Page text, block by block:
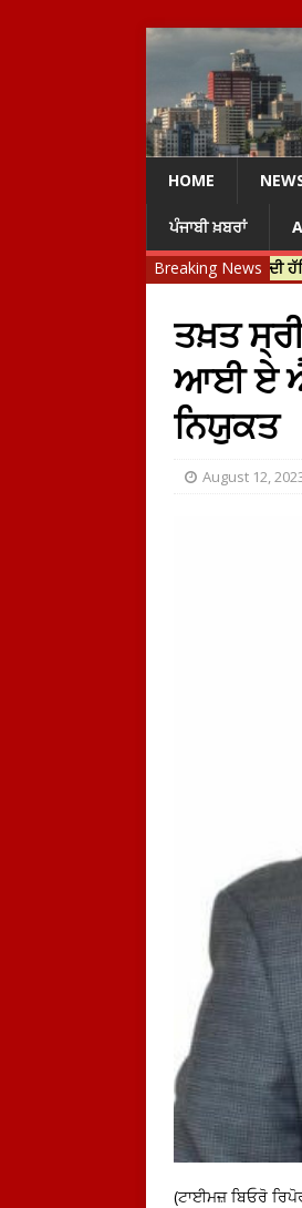
HOME
ਪੰਜਾਬੀ ਖ਼ਬਰਾਂ
Breaking News
ਟਰੂਡੋ ਨੇ ਹਰਦੀਪ ਨਿੱਝਰ ਦੀ ਹੱਤਿਆ ਲਈ
ਤਖ਼ਤ
ਆਈ ਏ
ਨਿਯੁਕਤ
August 12,
(ਟਾਈਮਜ਼ ਬਿਓਰੋ